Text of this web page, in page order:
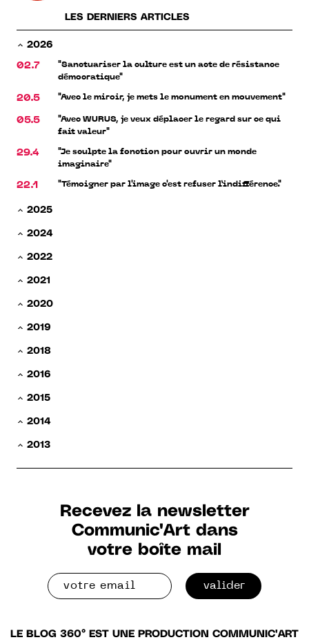
LES DERNIERS ARTICLES
2026
02.7
"Sanctuariser la culture est un acte de résistance
démocratique"
20.5 "Avec le miroir, je mets le monument en mouvement"
05.5
"Avec WURUS, je veux déplacer le regard sur ce qui
fait valeur"
29.4
"Je sculpte la fonction pour ouvrir un monde
imaginaire"
22.1 "Témoigner par l'image c'est refuser l’indifférence."
2025
2024
2022
2021
2020
2019
2018
2016
2015
2014
2013
Recevez la newsletter
Communic'Art dans
votre boîte mail
valider
LE BLOG 360° EST UNE PRODUCTION COMMUNIC'ART